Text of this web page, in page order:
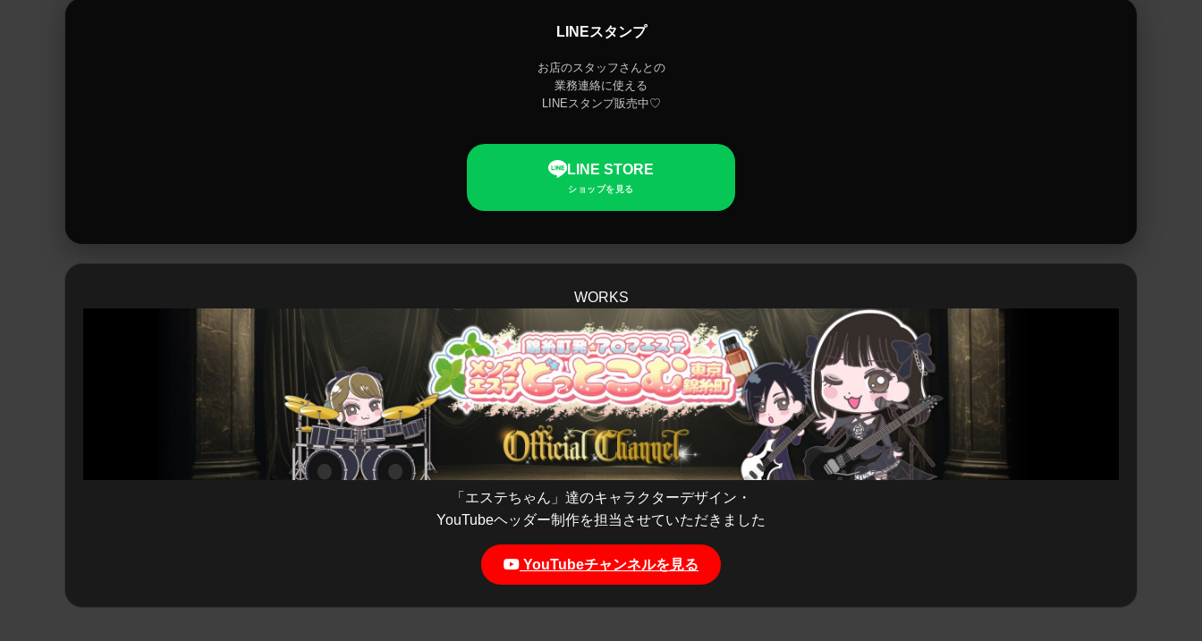
LINEスタンプ
お店のスタッフさんとの
業務連絡に使える
LINEスタンプ販売中♡
LINE STORE
ショップを見る
WORKS
「エステちゃん」達のキャラクターデザイン・
YouTubeヘッダー制作を担当させていただきました
YouTubeチャンネルを見る